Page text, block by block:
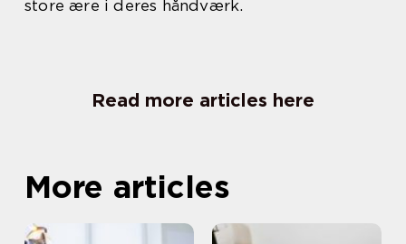
store ære i deres håndværk.
Read more articles here
More articles